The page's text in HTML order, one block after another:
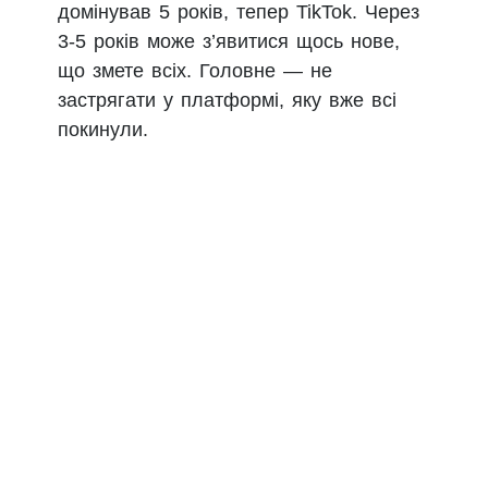
домінував 5 років, тепер TikTok. Через
3-5 років може з’явитися щось нове,
що змете всіх. Головне — не
застрягати у платформі, яку вже всі
покинули.